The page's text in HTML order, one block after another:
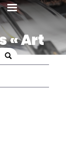
search
« Art